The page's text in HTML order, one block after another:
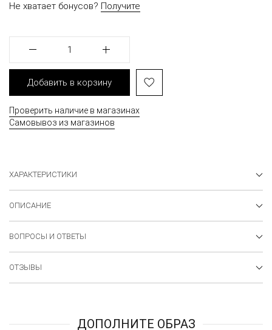
Не хватает бонусов? Получите
1
Добавить в корзину
Проверить наличие в магазинах
Самовывоз из магазинов
ХАРАКТЕРИСТИКИ
ОПИСАНИЕ
ВОПРОСЫ И ОТВЕТЫ
ОТЗЫВЫ
ДОПОЛНИТЕ ОБРАЗ